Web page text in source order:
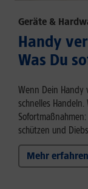
Geräte &
Handy
Was Du
Wenn Dein
schnelles
schützen und
Mehr erfahren